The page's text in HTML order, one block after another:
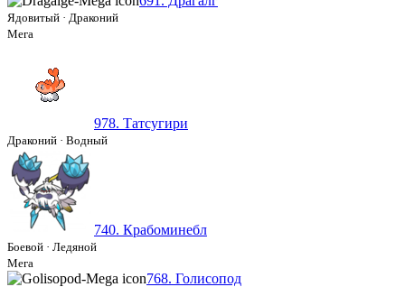
Ядовитый · Драконий
Мега
978. Татсугири
Драконий · Водный
740. Крабоминебл
Боевой · Ледяной
Мега
768. Голисопод